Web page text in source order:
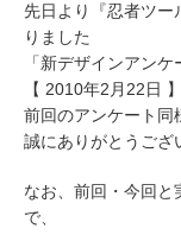
先日より『忍者ツー
りました
「新デザインアンケ
【 2010年2月22日
前回のアンケート同
誠にありがとうござ
なお、前回・今回と
で、